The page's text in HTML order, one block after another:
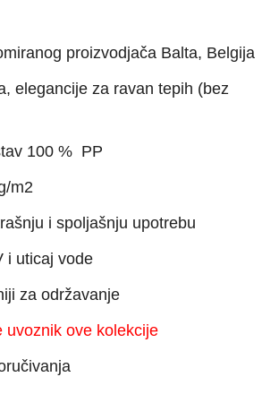
proizvodjača Balta, Belgija
elegancije za ravan tepih (bez
100 % PP
m2
i spoljašnju upotrebu
i uticaj vode
za održavanje
uvoznik ove kolekcije